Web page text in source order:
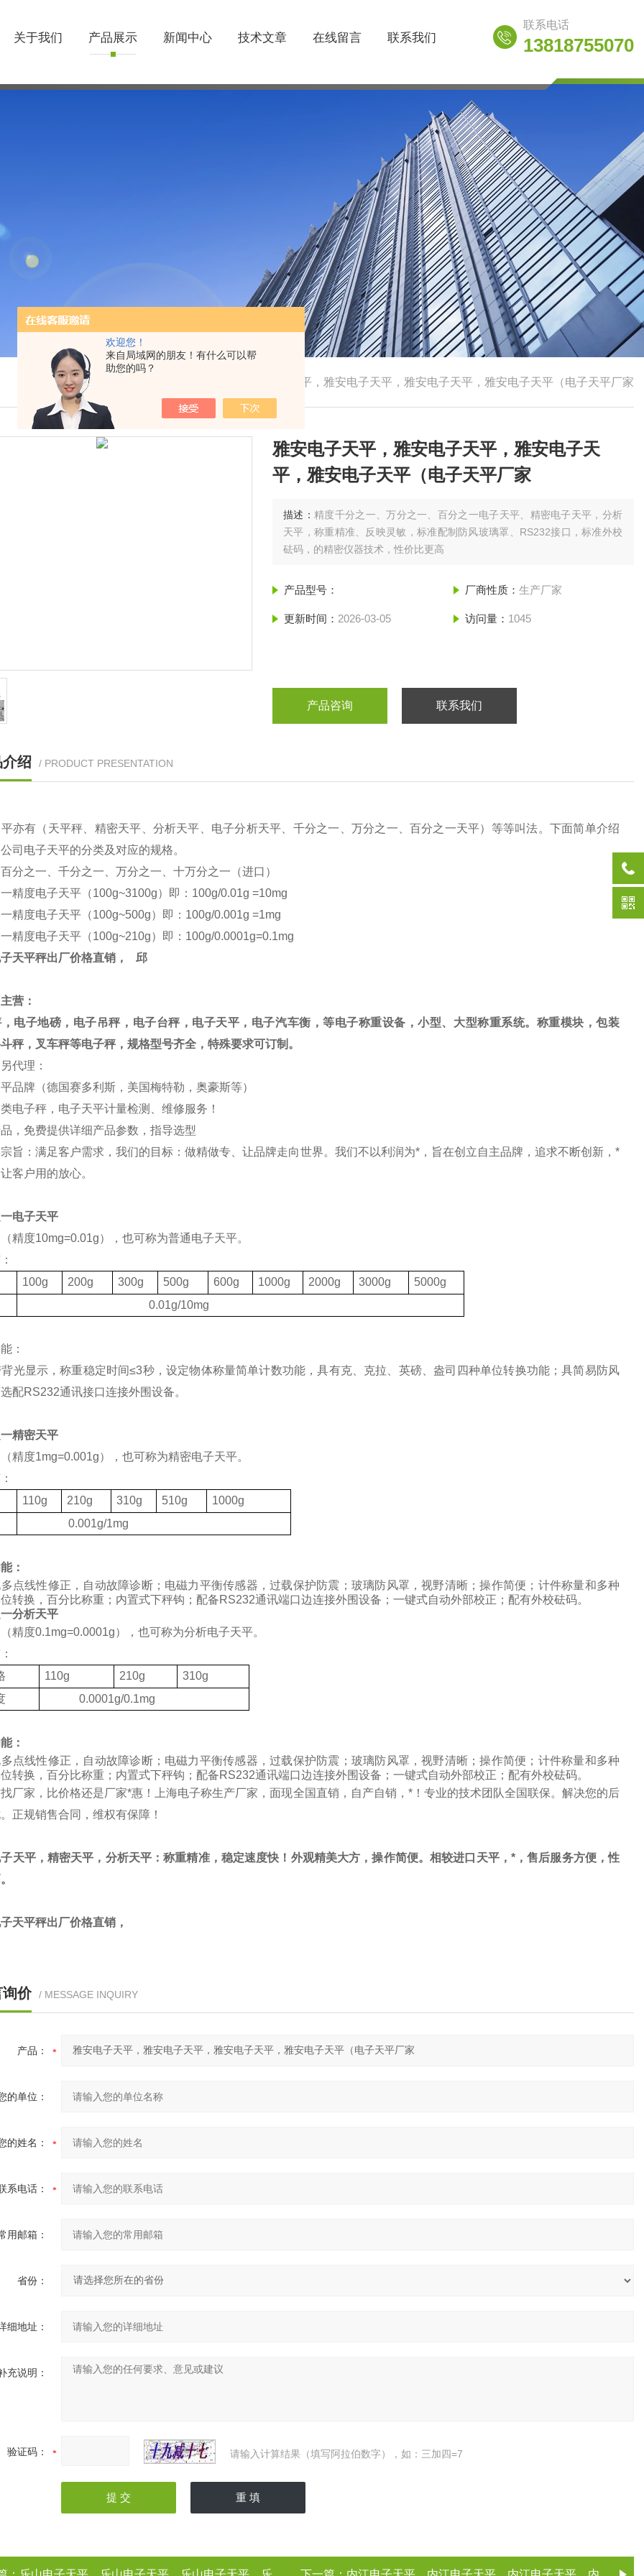
欢迎您！
来自局域网的朋友！有什么可以帮
助您的吗？
关于我们 产品展示 新闻中心 技术文章 在线留言 联系我们
联系电话
13818755070
我的位置： 雅安电子天平，雅安电子天平，雅安电子天平，雅安电子天平（电子天平厂家
雅安电子天平，雅安电子天平，雅安电子天
平，雅安电子天平（电子天平厂家
描述： 精度千分之一、万分之一、百分之一电子天平、精密电子天平，分析
天平，称重精准、反映灵敏，标准配制防风玻璃罩、RS232接口，标准外校
砝码，的精密仪器技术，性价比更高
产品型号： 厂商性质： 生产厂家
更新时间： 2026-03-05 访问量： 1045
产品咨询 联系我们
绍 / PRODUCT PRESENTATION
亦有（天平秤、精密天平、分析天平、电子分析天平、千分之一、万分之一、百分之一天平）等等叫法。下面简单介绍
司电子天平的分类及对应的规格。
分之一、千分之一、万分之一、十万分之一（进口）
精度电子天平（100g~3100g）即： 100g/0.01g =10mg
精度电子天平（100g~500g）即： 100g/0.001g =1mg
精度电子天平（100g~210g）即： 100g/0.0001g=0.1mg
天平秤出厂价格直销，
邱
营：
电子地磅，电子吊秤，电子台秤，电子天平，电子汽车衡，等电子称重设备，小型、大型称重系统。称重模块，包装
秤，叉车秤等电子秤，规格型号齐全，特殊要求可订制。
代理：
品牌（德国赛多利斯，美国梅特勒，奥豪斯等）
电子秤，电子天平计量检测、维修服务！
，免费提供详细产品参数，指导选型
旨：满足客户需求，我们的目标：做精做专、让品牌走向世界。我们不以利润为*，旨在创立自主品牌，追求不断创新，*
客户用的放心。
电子天平
精度10mg=0.01g），也可称为普通电子天平。
100g 200g 300g 500g 600g 1000g 2000g 3000g
5000g
0.01g/10mg
：
光显示，称重稳定时间≤3秒，设定物体称量简单计数功能，具有克、克拉、英磅、盎司四种单位转换功能；具简易防风
配RS232通讯接口连接外围设备。
精密天平
精度1mg=0.001g），也可称为精密电子天平。
110g 210g 310g 510g
1000g
0.001g/1mg
：
点线性修正，自动故障诊断；电磁力平衡传感器，过载保护防震；玻璃防风罩，视野清晰；操作简便；计件称量和多种
转换，百分比称重；内置式下秤钩；配备RS232通讯端口边连接外围设备；一键式自动外部校正；配有外校砝码。
分析天平
精度0.1mg=0.0001g），也可称为分析电子天平。
110g 210g
310g
0.0001g/0.1mg
：
点线性修正，自动故障诊断；电磁力平衡传感器，过载保护防震；玻璃防风罩，视野清晰；操作简便；计件称量和多种
转换，百分比称重；内置式下秤钩；配备RS232通讯端口边连接外围设备；一键式自动外部校正；配有外校砝码。
厂家，比价格还是厂家*惠！上海电子称生产厂家，面现全国直销，自产自销，*！专业的技术团队全国联保。解决您的后
正规销售合同，维权有保障！
天平，精密天平，分析天平：称重精准，稳定速度快！外观精美大方，操作简便。相较进口天平，*，售后服务方便，性
天平秤出厂价格直销，
价 / MESSAGE INQUIRY
产品：
的单位：
的姓名：
系电话：
用邮箱：
省份：
细地址：
充说明：
验证码： 请输入计算结果（填写阿拉伯数字），如：三加四=7